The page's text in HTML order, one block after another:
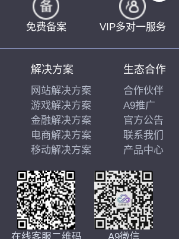
免费备案 VIP多对一服务
解决方案
网站解决方案
游戏解决方案
金融解决方案
电商解决方案
移动解决方案
生态合作
合作伙伴
A9推广
官方公告
联系我们
产品中心